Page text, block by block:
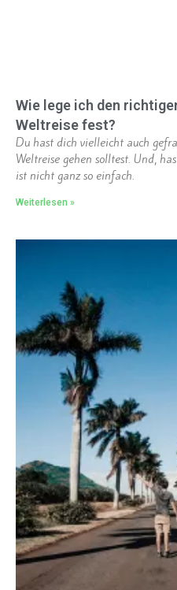
Wie lege ich den
Weltreise fest?
Du hast dich vielleicht auch
Weltreise gehen solltest. Und,
ist nicht ganz so einfach.
Weiterlesen »